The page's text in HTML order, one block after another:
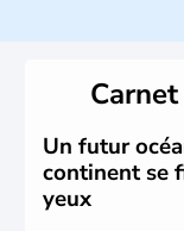
Un futur
continent se
yeux